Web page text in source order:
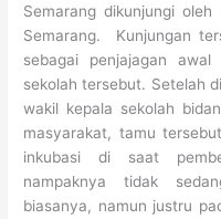
Semarang dikunjungi
Semarang. Kunjungan
sebagai penjajagan
sekolah tersebut. Setelah
wakil kepala sekolah
masyarakat, tamu
inkubasi di saat
nampaknya tidak
biasanya, namun justru